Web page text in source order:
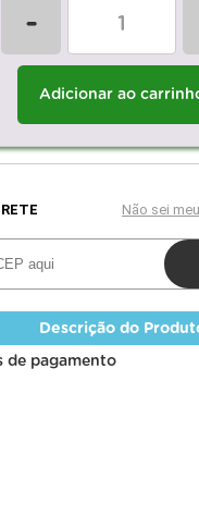
-
Adicionar ao
Descrição do
de pagamento